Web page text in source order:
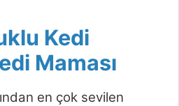
Kedi
Maması
en çok sevilen